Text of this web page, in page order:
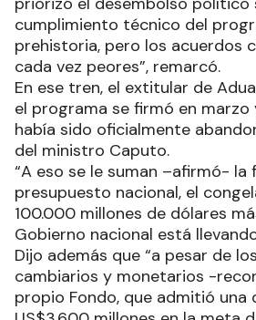
cumplimiento técnico del
prehistoria, pero los acuerdos
cada vez peores”, remarcó.
En ese tren, el extitular de
el programa se firmó en marzo
había sido oficialmente
del ministro Caputo.
“A eso se le suman –afirmó- la
presupuesto nacional, el
100.000 millones de dólares
Gobierno nacional está
Dijo además que “a pesar de
cambiarios y monetarios -
propio Fondo, que admitió una